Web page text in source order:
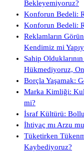
Bekleyemiyoruz?
Konforun Bedeli:
Konforun Bedeli:
Reklamların
Kendimiz mi
Sahip
Hükmediyoruz,
Borçla Yaşamak:
Marka Kimliği:
mi?
İsraf Kültürü:
İhtiyaç mı Arzu
Tüketirken
Kaybediyoruz?